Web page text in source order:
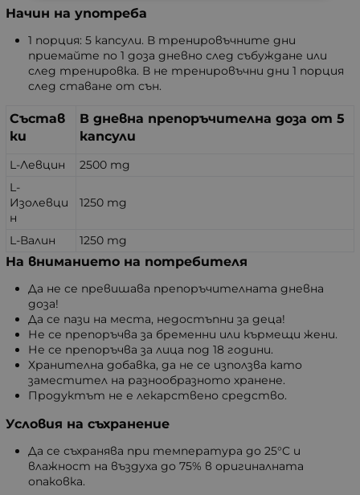
Начин на употреба
1 порция: 5 капсули. В тренировъчните дни
приемайте по 1 доза дневно след събуждане или
след тренировка. В не тренировъчни дни 1 порция
след ставане от сън.
Състав
ки
В дневна препоръчителна доза от 5
капсули
L-Левцин
2500 mg
L-
Изолевци
н
1250 mg
L-Валин 1250 mg
На вниманието на потребителя
Да не се превишава препоръчителната дневна
доза!
Да се пази на места, недостъпни за деца!
Не се препоръчва за бременни или кърмещи жени.
Не се препоръчва за лица под 18 години.
Хранителна добавка, да не се използва като
заместител на разнообразното хранене.
Продуктът не е лекарствено средство.
Условия на съхранение
Да се съхранява при температура до 25°C и
влажност на въздуха до 75% в оригиналната
опаковка.